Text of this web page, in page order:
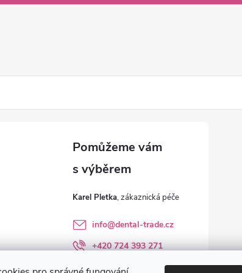
Karel Pletka
info@dental-trade.cz
+420 724 393 271
Sledujte nás na FB